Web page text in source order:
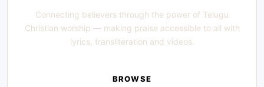
Connecting believers through the power of Telugu
Christian worship — making praise accessible to all with
lyrics, transliteration and videos.
BROWSE